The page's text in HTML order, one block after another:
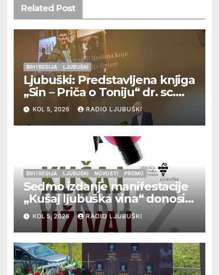
Related Post
BIH I REGIJA LJUBUŠKI
Ljubuški: Predstavljena knjiga
„Sin – Priča o Toniju“ dr. sc.
Zdenka Hercega
KOL 5, 2026 RADIO LJUBUŠKI
BIH I REGIJA LJUBUŠKI NOVOSTI PROMO
Sedmo izdanje manifestacije
„Kušaj ljubuška vina“ donosi
vrhunska vina, gastronomiju i
glazbu
KOL 5, 2026 RADIO LJUBUŠKI